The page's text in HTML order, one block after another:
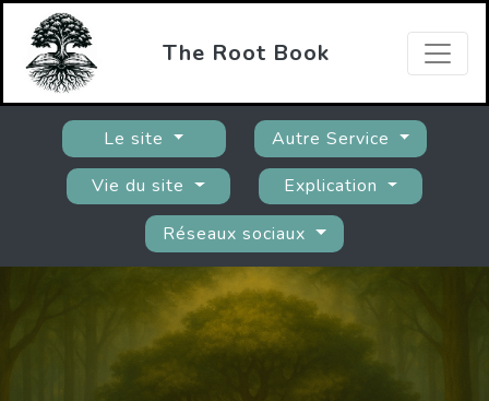
The Root Book
Le site
Autre Service
Vie du site
Explication
Réseaux sociaux